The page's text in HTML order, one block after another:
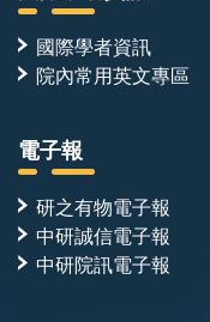
國際學者資訊
院內常用英文專區
電子報
研之有物電子報
中研誠信電子報
中研院訊電子報